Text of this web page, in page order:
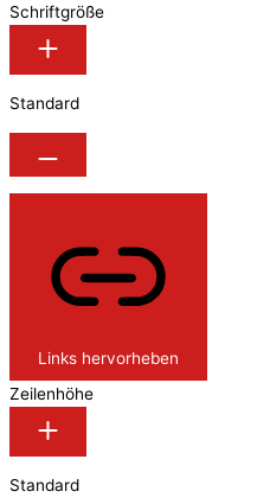
Schriftgröße
Standard
Links hervorheben
Zeilenhöhe
Standard